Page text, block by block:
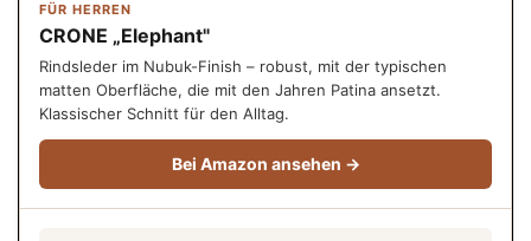
FÜR HERREN
CRONE „Elephant"
Rindsleder im Nubuk-Finish – robust, mit der typischen
matten Oberfläche, die mit den Jahren Patina ansetzt.
Klassischer Schnitt für den Alltag.
Bei Amazon ansehen →